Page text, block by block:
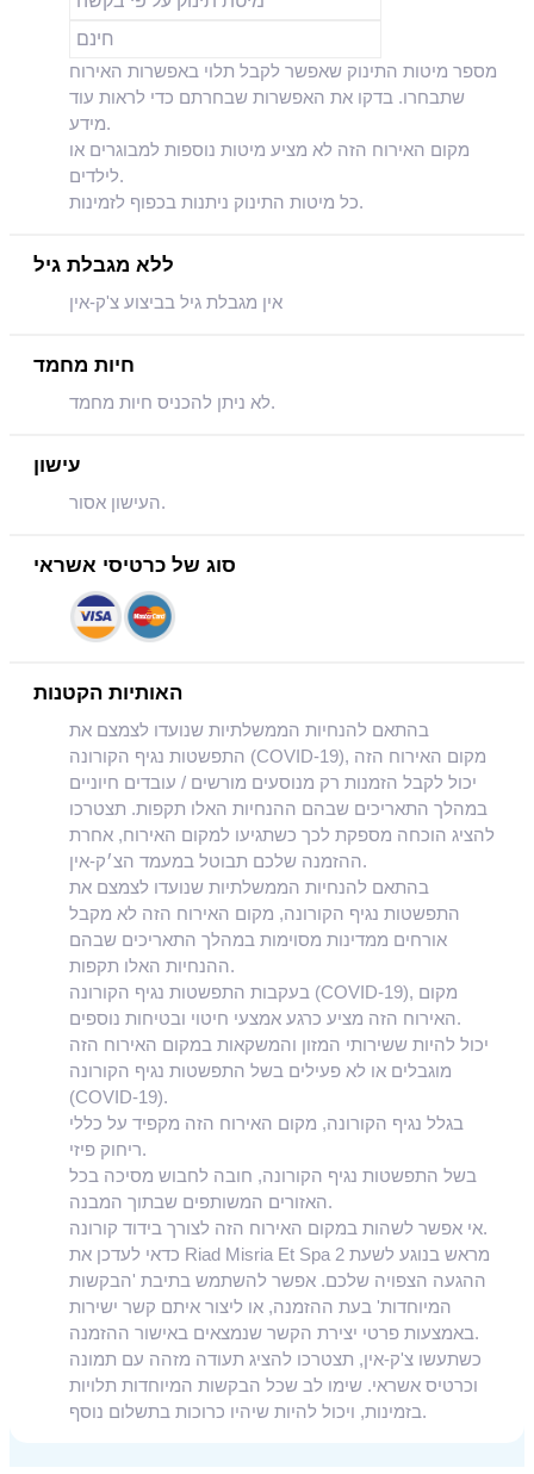
חינם
מספר מיטות התינוק שאפשר לקבל תלוי באפשרות האירוח
שתבחרו. בדקו את האפשרות שבחרתם כדי לראות עוד
מידע.
מקום האירוח הזה לא מציע מיטות נוספות למבוגרים או
לילדים.
כל מיטות התינוק ניתנות בכפוף לזמינות.
ללא מגבלת גיל
אין מגבלת גיל בביצוע צ'ק-אין
חיות מחמד
לא ניתן להכניס חיות מחמד.
עישון
העישון אסור.
סוג של כרטיסי אשראי
האותיות הקטנות
בהתאם להנחיות הממשלתיות שנועדו לצמצם את
התפשטות נגיף הקורונה (COVID-19), מקום האירוח הזה
יכול לקבל הזמנות רק מנוסעים מורשים / עובדים חיוניים
במהלך התאריכים שבהם ההנחיות האלו תקפות. תצטרכו
להציג הוכחה מספקת לכך כשתגיעו למקום האירוח, אחרת
ההזמנה שלכם תבוטל במעמד הצ׳ק-אין.
בהתאם להנחיות הממשלתיות שנועדו לצמצם את
התפשטות נגיף הקורונה, מקום האירוח הזה לא מקבל
אורחים ממדינות מסוימות במהלך התאריכים שבהם
ההנחיות האלו תקפות.
בעקבות התפשטות נגיף הקורונה (COVID-19), מקום
האירוח הזה מציע כרגע אמצעי חיטוי ובטיחות נוספים.
יכול להיות ששירותי המזון והמשקאות במקום האירוח הזה
מוגבלים או לא פעילים בשל התפשטות נגיף הקורונה
(COVID-19).
בגלל נגיף הקורונה, מקום האירוח הזה מקפיד על כללי
ריחוק פיזי.
בשל התפשטות נגיף הקורונה, חובה לחבוש מסיכה בכל
האזורים המשותפים שבתוך המבנה.
אי אפשר לשהות במקום האירוח הזה לצורך בידוד קורונה.
כדאי לעדכן את Riad Misria Et Spa 2 מראש בנוגע לשעת
ההגעה הצפויה שלכם. אפשר להשתמש בתיבת 'הבקשות
המיוחדות' בעת ההזמנה, או ליצור איתם קשר ישירות
באמצעות פרטי יצירת הקשר שנמצאים באישור ההזמנה.
כשתעשו צ'ק-אין, תצטרכו להציג תעודה מזהה עם תמונה
וכרטיס אשראי. שימו לב שכל הבקשות המיוחדות תלויות
בזמינות, ויכול להיות שיהיו כרוכות בתשלום נוסף.